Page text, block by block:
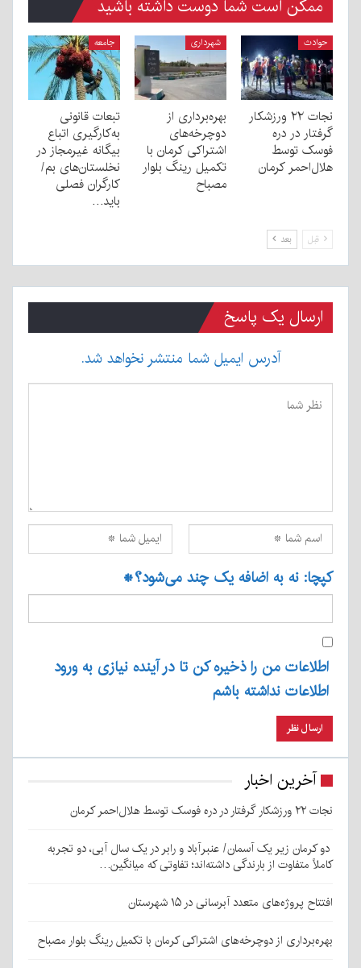
ممکن است شما دوست داشته باشید
حوادث
نجات ۲۲ ورزشکار
گرفتار در دره
فوسک توسط
هلال‌احمر کرمان
شهرداری
بهره‌برداری از
دوچرخه‌های
اشتراکی کرمان با
تکمیل رینگ بلوار
مصباح
جامعه
تبعات قانونی
به‌کارگیری اتباع
بیگانه غیرمجاز در
نخلستان‌های بم/
کارگران فصلی
باید…
قبل بعد
ارسال یک پاسخ
آدرس ایمیل شما منتشر نخواهد شد.
کپچا: نه به اضافه یک چند می‌شود؟*
اطلاعات من را ذخیره کن تا در آینده نیازی به ورود
اطلاعات نداشته باشم
آخرین اخبار
نجات ۲۲ ورزشکار گرفتار در دره فوسک توسط هلال‌احمر کرمان
دو کرمان زیر یک آسمان/ عنبرآباد و رابر در یک سال آبی، دو تجربه
کاملاً متفاوت از بارندگی داشته‌اند؛ تفاوتی که میانگین…
افتتاح پروژه‌های متعدد آبرسانی در ۱۵ شهرستان
بهره‌برداری از دوچرخه‌های اشتراکی کرمان با تکمیل رینگ بلوار مصباح